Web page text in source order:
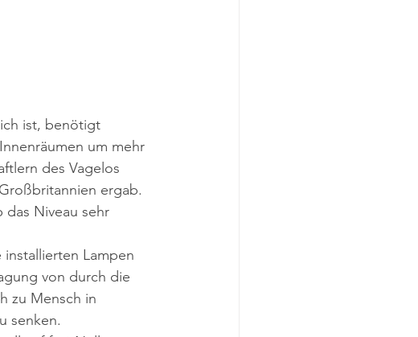
ist, benötigt
um mehr
des Vagelos
ergab.
Niveau sehr
Lampen
von durch die
zu Mensch in
senken.